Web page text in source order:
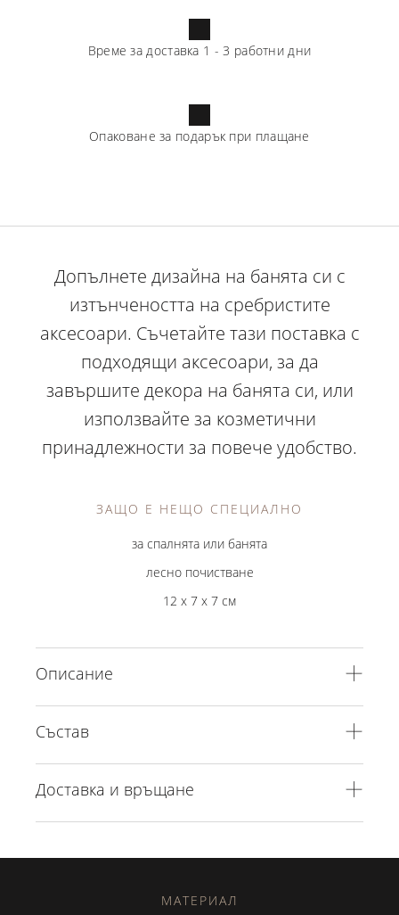
Време за доставка 1 - 3 работни дни
Опаковане за подарък при плащане
Допълнете дизайна на банята си с
изтънчеността на сребристите
аксесоари. Съчетайте тази поставка с
подходящи аксесоари, за да
завършите декора на банята си, или
използвайте за козметични
принадлежности за повече удобство.
ЗАЩО Е НЕЩО СПЕЦИАЛНО
за спалнята или банята
лесно почистване
12 x 7 x 7 см
Описание
Състав
Доставка и връщане
МАТЕРИАЛ